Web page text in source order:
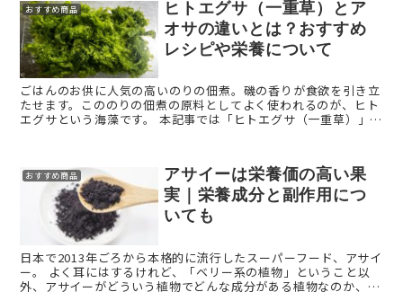
おすすめ商品
ヒトエグサ（一重草）とア
オサの違いとは？おすすめ
レシピや栄養について
ごはんのお供に人気の高いのりの佃煮。磯の香りが食欲を引き立
たせます。こののりの佃煮の原料としてよく使われるのが、ヒト
エグサという海藻です。 本記事では「ヒトエグサ（一重草）」を
おすすめ商品
アサイーは栄養価の高い果
実｜栄養成分と副作用につ
いても
日本で2013年ごろから本格的に流行したスーパーフード、アサイ
ー。 よく耳にはするけれど、「ベリー系の植物」ということ以
外、アサイーがどういう植物でどんな成分がある植物なのか、実